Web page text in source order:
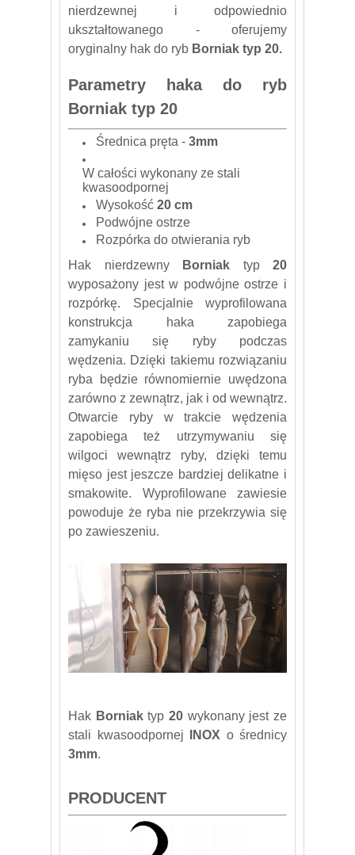
nierdzewnej i odpowiednio
ukształtowanego - oferujemy
oryginalny hak do ryb Borniak typ 20.
Parametry haka do ryb
Borniak typ 20
Średnica pręta - 3mm
W całości wykonany ze stali
kwasoodpornej
Wysokość 20 cm
Podwójne ostrze
Rozpórka do otwierania ryb
Hak nierdzewny
Borniak typ 20
wyposażony jest w podwójne ostrze i
rozpórkę. Specjalnie wyprofilowana
konstrukcja haka zapobiega
zamykaniu się ryby podczas
wędzenia. Dzięki takiemu rozwiązaniu
ryba będzie równomiernie uwędzona
zarówno z zewnątrz, jak i od wewnątrz.
Otwarcie ryby w trakcie wędzenia
zapobiega też utrzymywaniu się
wilgoci wewnątrz ryby, dzięki temu
mięso jest jeszcze bardziej delikatne i
smakowite. Wyprofilowane zawiesie
powoduje że ryba nie przekrzywia się
po zawieszeniu.
Hak Borniaktyp20 wykonany jest ze
stali kwasoodpornej
INOX o średnicy
3mm.
PRODUCENT